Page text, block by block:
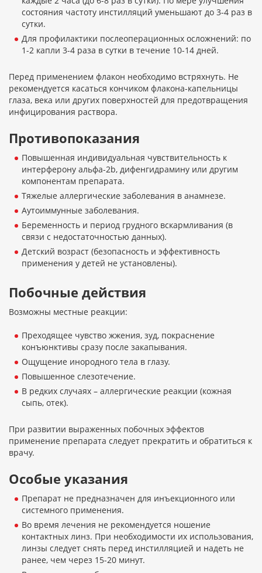
состояния частоту инстилляций уменьшают до 3-4 раз в
сутки.
Для профилактики послеоперационных осложнений: по
1-2 капли 3-4 раза в сутки в течение 10-14 дней.
Перед применением флакон необходимо встряхнуть. Не
рекомендуется касаться кончиком флакона-капельницы
глаза, века или других поверхностей для предотвращения
инфицирования раствора.
Противопоказания
Повышенная индивидуальная чувствительность к
интерферону альфа-2b, дифенгидрамину или другим
компонентам препарата.
Тяжелые аллергические заболевания в анамнезе.
Аутоиммунные заболевания.
Беременность и период грудного вскармливания (в
связи с недостаточностью данных).
Детский возраст (безопасность и эффективность
применения у детей не установлены).
Побочные действия
Возможны местные реакции:
Преходящее чувство жжения, зуд, покраснение
конъюнктивы сразу после закапывания.
Ощущение инородного тела в глазу.
Повышенное слезотечение.
В редких случаях – аллергические реакции (кожная
сыпь, отек).
При развитии выраженных побочных эффектов
применение препарата следует прекратить и обратиться к
врачу.
Особые указания
Препарат не предназначен для инъекционного или
системного применения.
Во время лечения не рекомендуется ношение
контактных линз. При необходимости их использования,
линзы следует снять перед инстилляцией и надеть не
ранее, чем через 15-20 минут.